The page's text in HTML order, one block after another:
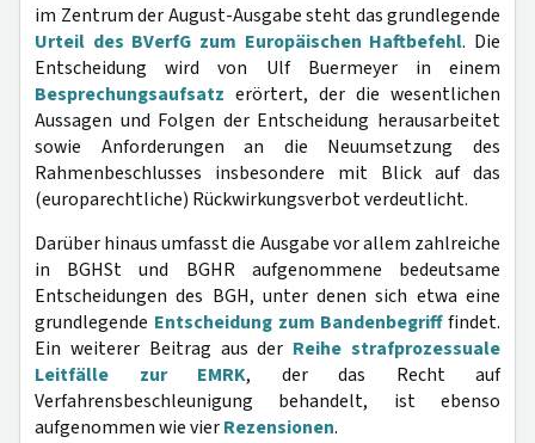
im Zentrum der August-Ausgabe steht das grundlegende
Urteil des BVerfG zum Europäischen Haftbefehl. Die
Entscheidung wird von Ulf Buermeyer in einem
Besprechungsaufsatz erörtert, der die wesentlichen
Aussagen und Folgen der Entscheidung herausarbeitet
sowie Anforderungen an die Neuumsetzung des
Rahmenbeschlusses insbesondere mit Blick auf das
(europarechtliche) Rückwirkungsverbot verdeutlicht.
Darüber hinaus umfasst die Ausgabe vor allem zahlreiche
in BGHSt und BGHR aufgenommene bedeutsame
Entscheidungen des BGH, unter denen sich etwa eine
grundlegende Entscheidung zum Bandenbegrifffindet.
Ein weiterer Beitrag aus der Reihe strafprozessuale
Leitfälle zur EMRK, der das Recht auf
Verfahrensbeschleunigung behandelt, ist ebenso
aufgenommen wie vierRezensionen.